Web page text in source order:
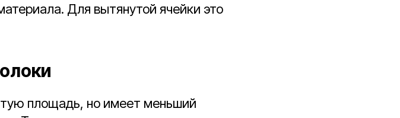
Для вытянутой ячейки это
площадь, но имеет меньший